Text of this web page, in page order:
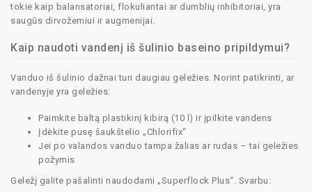
tokie kaip balansatoriai, flokuliantai ar dumblių inhibitoriai, yra
saugūs dirvožemiui ir augmenijai.
Kaip naudoti vandenį iš šulinio baseino pripildymui?
Vanduo iš šulinio dažnai turi daugiau geležies. Norint patikrinti, ar
vandenyje yra geležies:
Paimkite baltą plastikinį kibirą (10 l) ir įpilkite vandens
Įdėkite pusę šaukštelio „Chlorifix“
Jei po valandos vanduo tampa žalias ar rudas – tai geležies
požymis
Geležį galite pašalinti naudodami „Superflock Plus“. Svarbu: